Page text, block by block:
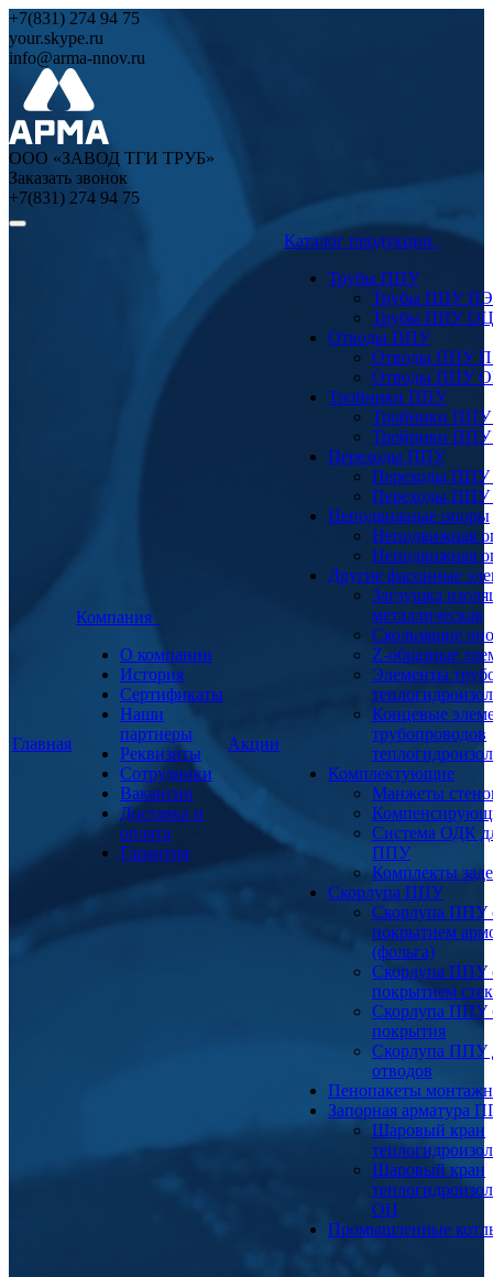
+7(831) 274 94 75
your.skype.ru
info@arma-nnov.ru
ООО «ЗАВОД ТГИ ТРУБ»
Заказать звонок
+7(831) 274 94 75
Главная
Компания
О компании
История
Сертификаты
Наши
партнеры
Реквизиты
Сотрудники
Вакансии
Доставка и
оплата
Гарантия
Акции
Каталог продукции
Трубы ППУ
Трубы ППУ ПЭ
Трубы ППУ ОЦ
Отводы ППУ
Отводы ППУ
Отводы ППУ
Тройники ППУ
Тройники
Тройники
Переходы ППУ
Переходы
Переходы
Неподвижные опоры
Неподвижная
Неподвижная
Другие фасонные
Заглушка
металлическая
Скользящие
Z-образные
Элементы
Концевые
трубопроводов
Комплектующие
Манжеты
Система ОДК
ППУ
Комплекты
Скорлупа ППУ
Скорлупа ППУ
покрытием
(фольга)
Скорлупа ППУ
покрытием
Скорлупа ППУ
покрытия
Скорлупа ППУ
отводов
Пенопакеты
Запорная арматура
Шаровый кран
Шаровый кран
ОЦ
Промышленные